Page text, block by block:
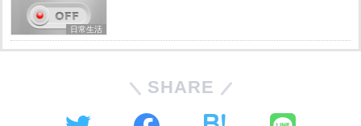
日常生活
SHARE